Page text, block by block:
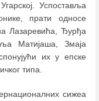
Успоставља
прати односе
Лазаревића, Ђурђа
Матијаша, Змаја
их у епске
типа.
сижеа